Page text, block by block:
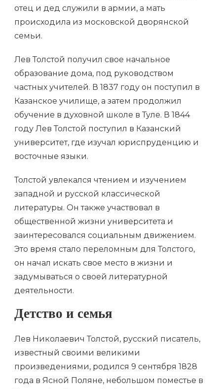
отец и дед служили в армии, а мать
происходила из московской дворянской
семьи.
Лев Толстой получил свое начальное
образование дома, под руководством
частных учителей. В 1837 году он поступил в
Казанское училище, а затем продолжил
обучение в духовной школе в Туле. В 1844
году Лев Толстой поступил в Казанский
университет, где изучал юриспруденцию и
восточные языки.
Толстой увлекался чтением и изучением
западной и русской классической
литературы. Он также участвовал в
общественной жизни университета и
заинтересовался социальным движением.
Это время стало переломным для Толстого,
он начал искать свое место в жизни и
задумываться о своей литературной
деятельности.
Детство и семья
Лев Николаевич Толстой, русский писатель,
известный своими великими
произведениями, родился 9 сентября 1828
года в Ясной Поляне, небольшом поместье в